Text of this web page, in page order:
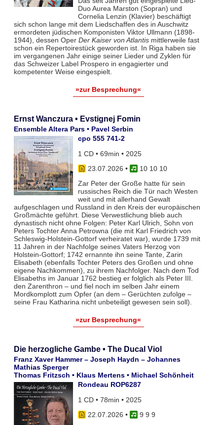
Duo Aurea Marston (Sopran) und
Cornelia Lenzin (Klavier) beschäftigt
sich schon lange mit dem Liedschaffen des in Auschwitz
ermordeten jüdischen Komponisten Viktor Ullmann (1898-
1944), dessen Oper Der Kaiser von Atlantismittlerweile fast
schon ein Repertoirestück geworden ist. In Riga haben sie
im vergangenen Jahr einige seiner Lieder und Zyklen für
das Schweizer Label Prospero in engagierter und
kompetenter Weise eingespielt.
»zur Besprechung«
Ernst Wanczura • Evstignej Fomin
Ensemble Altera Pars • Pavel Serbin
cpo 555 741-2
1 CD • 69min • 2025
23.07.2026 •
10 10 10
Zar Peter der Große hatte für sein
russisches Reich die Tür nach Westen
weit und mit allerhand Gewalt
aufgeschlagen und Russland in den Kreis der europäischen
Großmächte geführt. Diese Verwestlichung blieb auch
dynastisch nicht ohne Folgen: Peter Karl Ulrich, Sohn von
Peters Tochter Anna Petrowna (die mit Karl Friedrich von
Schleswig-Holstein-Gottorf verheiratet war), wurde 1739 mit
11 Jahren in der Nachfolge seines Vaters Herzog von
Holstein-Gottorf; 1742 ernannte ihn seine Tante, Zarin
Elisabeth (ebenfalls Tochter Peters des Großen und ohne
eigene Nachkommen), zu ihrem Nachfolger. Nach dem Tod
Elisabeths im Januar 1762 bestieg er folglich als Peter III.
den Zarenthron – und fiel noch im selben Jahr einem
Mordkomplott zum Opfer (an dem – Gerüchten zufolge –
seine Frau Katharina nicht unbeteiligt gewesen sein soll).
»zur Besprechung«
Die herzogliche Gambe • The Ducal Viol
Franz Xaver Hammer – Joseph Haydn – Johannes
Mathias Sperger
Thomas Fritzsch • Klaus Mertens • Michael Schönheit
Rondeau ROP6287
1 CD • 78min • 2025
22.07.2026 •
9 9 9